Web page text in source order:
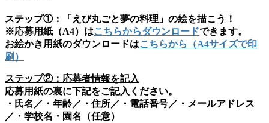
ステップ①：「えび丸ごと夢の料理」の絵を描こう！
※応募用紙（A4）はこちらからダウンロードできます。
お絵かき用紙のダウンロードはこちらから（A4サイズで印
刷）
ステップ②：応募者情報を記入
応募用紙の裏に下記をご記入ください。
・氏名／・年齢／・住所／・電話番号／・メールアドレス
／・学校名・園名（任意）